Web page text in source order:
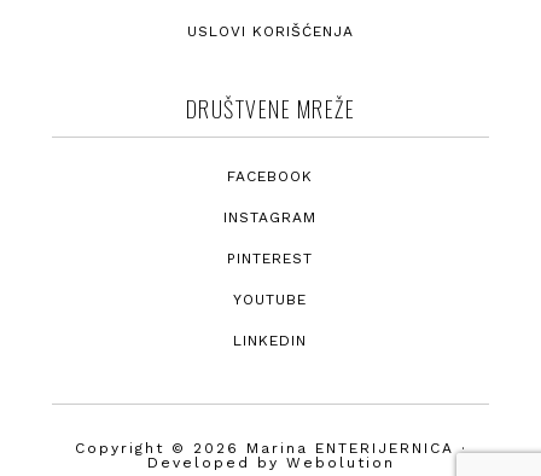
USLOVI KORIŠĆENJA
DRUŠTVENE MREŽE
FACEBOOK
INSTAGRAM
PINTEREST
YOUTUBE
LINKEDIN
Copyright © 2026 Marina ENTERIJERNICA ·
Developed by Webolution